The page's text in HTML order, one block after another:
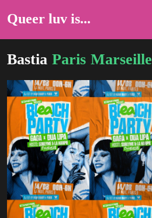
Queer luv is...
Bastia Paris Marseille